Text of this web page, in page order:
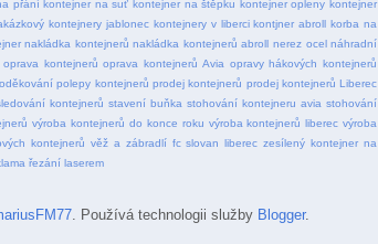
přání kontejner na suť kontejner na štěpku kontejner opleny kontejner
kontejnery jablonec kontejnery v liberci kontjner abroll korba na
nakládka kontejnerů nakládka kontejnerů abroll nerez ocel náhradní
oprava kontejnerů oprava kontejnerů Avia opravy hákových kontejnerů
polepy kontejnerů prodej kontejnerů prodej kontejnerů Liberec
kontejnerů stavení buňka stohování kontejneru avia stohování
výroba kontejnerů do konce roku výroba kontejnerů liberec výroba
kontejnerů věž a zábradlí fc slovan liberec zesílený kontejner na
řezání laserem
. Používá technologii služby Blogger.